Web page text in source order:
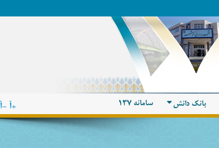
بانک دانش سامانه 137 +آ -آ